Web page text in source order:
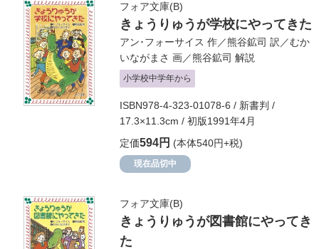
フォア文庫(B)
きょうりゅうが学校にやってきた
アン･フォーサイス 作／熊谷鉱司 訳／むか
いながまさ 画／熊谷鉱司 解説
小学校中学年から
ISBN978-4-323-01078-6 / 新書判 /
17.3×11.3cm / 初版1991年4月
定価594円 (本体540円+税)
現在品切中
フォア文庫(B)
きょうりゅうが図書館にやってき
た